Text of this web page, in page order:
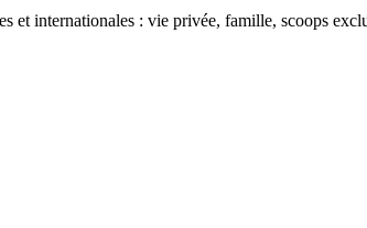
internationales : vie privée, famille, scoops